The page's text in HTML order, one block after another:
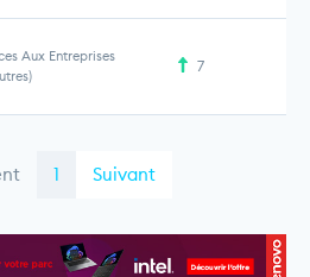
Aux Entreprises
7
1 Suivant